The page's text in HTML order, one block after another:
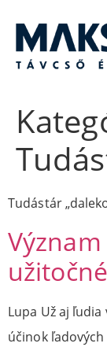
tartalomhoz
Tudástár
Lupa Už aj
účinok